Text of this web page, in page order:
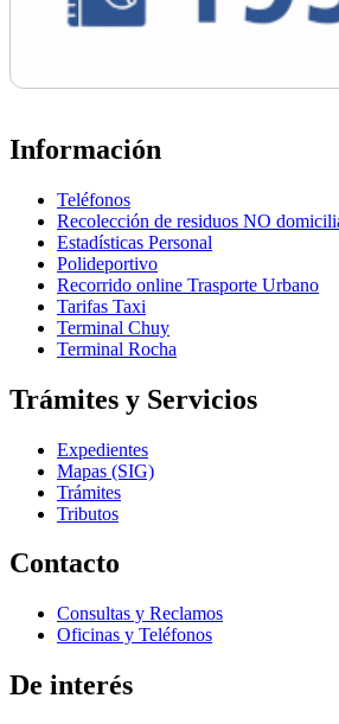
Información
Teléfonos
Recolección de residuos NO
Estadísticas Personal
Polideportivo
Recorrido online Trasporte Urbano
Tarifas Taxi
Terminal Chuy
Terminal Rocha
Trámites y Servicios
Expedientes
Mapas (SIG)
Trámites
Tributos
Contacto
Consultas y Reclamos
Oficinas y Teléfonos
De interés